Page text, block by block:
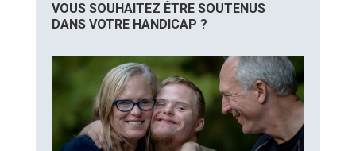
VOUS SOUHAITEZ ÊTRE SOUTENUS
DANS VOTRE HANDICAP ?